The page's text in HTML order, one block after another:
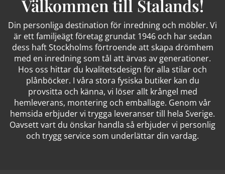
Välkommen till Stalands!
Din personliga destination för inredning och möbler. Vi
är ett familjeägt företag grundat 1946 och har sedan
dess haft Stockholms förtroende att skapa drömhem
med en inredning som tål att ärvas av generationer.
Hos oss hittar du kvalitetsdesign för alla stilar och
plånböcker. I våra stora fysiska butiker kan du
provsitta och känna, vi löser allt krångel med
hemleverans, montering och emballage. Genom vår
hemsida erbjuder vi trygga leveranser till hela Sverige.
Oavsett vart du önskar handla så erbjuder vi personlig
och trygg service som underlättar din vardag.